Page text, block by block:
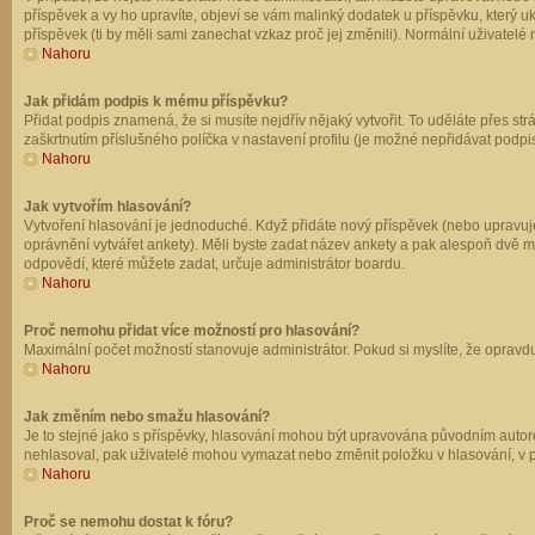
příspěvek a vy ho upravíte, objeví se vám malinký dodatek u příspěvku, který
příspěvek (ti by měli sami zanechat vzkaz proč jej změnili). Normální
Nahoru
Jak přidám podpis k mému příspěvku?
Přidat podpis znamená, že si musíte nejdřív nějaký vytvořit. To uděláte přes
zaškrtnutím příslušného políčka v nastavení profilu (je možné nepřidávat
Nahoru
Jak vytvořím hlasování?
Vytvoření hlasování je jednoduché. Když přidáte nový příspěvek (nebo
oprávnění vytvářet ankety). Měli byste zadat název ankety a pak alespoň dvě
odpovědí, které můžete zadat, určuje administrátor boardu.
Nahoru
Proč nemohu přidat více možností pro hlasování?
Maximální počet možností stanovuje administrátor. Pokud si myslíte, že
Nahoru
Jak změním nebo smažu hlasování?
Je to stejné jako s příspěvky, hlasování mohou být upravována původním
nehlasoval, pak uživatelé mohou vymazat nebo změnit položku v hlasování,
Nahoru
Proč se nemohu dostat k fóru?